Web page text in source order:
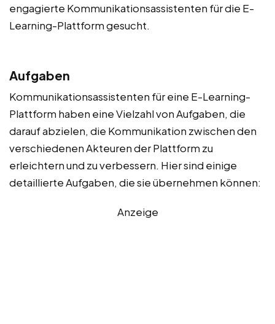
engagierte Kommunikationsassistenten für die E-
Learning-Plattform gesucht.
Aufgaben
Kommunikationsassistenten für eine E-Learning-
Plattform haben eine Vielzahl von Aufgaben, die
darauf abzielen, die Kommunikation zwischen den
verschiedenen Akteuren der Plattform zu
erleichtern und zu verbessern. Hier sind einige
detaillierte Aufgaben, die sie übernehmen können:
Anzeige